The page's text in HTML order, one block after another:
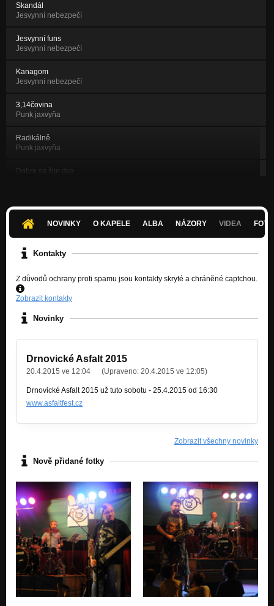
Skandál
Jesvynní nebezpečí
Jesvynní funs
Jesvynní nebezpečí
Kanagom
Jesvynní nebezpečí
3,14čovina
Punk jaxvyňa
Radikálně
Punk jaxvyňa
Dobre sa žije dva
Pesimista
Punk jaxvyňa
Punk jaxvyňa
Wyskit
Punk jaxvyňa
Evoluce
Moribundus
Miloš a já
Peklo jaxvyňa
Punk jaxvyňa
NOVINKY O KAPELE ALBA NÁZORY VIDEA
Kontakty
Z důvodů ochrany proti spamu jsou kontakty skryté a chráněné captchou.
Zobrazit kontakty
Novinky
Drnovické Asfalt 2015
20.4.2015 ve 12:04 (Upraveno: 20.4.2015 ve 12:05)
Drnovické Asfalt 2015 už tuto sobotu - 25.4.2015 od 16:30
www.asfaltfest.cz
Zobrazit všechny novinky
Nově přidané fotky